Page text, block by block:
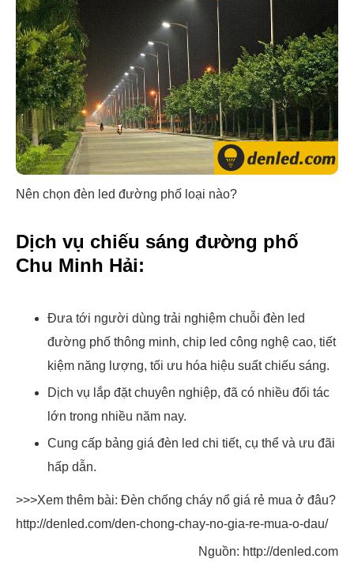
Nên chọn đèn led đường phố loại nào?
Dịch vụ chiếu sáng đường phố
Chu Minh Hải:
Đưa tới người dùng trải nghiệm chuỗi đèn led
đường phố thông minh, chip led công nghệ cao, tiết
kiệm năng lượng, tối ưu hóa hiệu suất chiếu sáng.
Dịch vụ lắp đặt chuyên nghiệp, đã có nhiều đối tác
lớn trong nhiều năm nay.
Cung cấp bảng giá đèn led chi tiết, cụ thể và ưu đãi
hấp dẫn.
>>>Xem thêm bài: Đèn chống cháy nổ giá rẻ mua ở đâu?
http://denled.com/den-chong-chay-no-gia-re-mua-o-dau/
Nguồn: http://denled.com